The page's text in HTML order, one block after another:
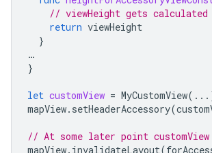
// viewHeight gets
return viewHeight
}
…
}
let customView = MyCustomView
mapView. setHeaderAccessory(
// At some later point customView
mapView. invalidateLayout(